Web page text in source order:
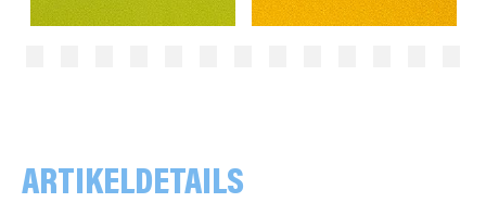
ARTIKELDETAILS